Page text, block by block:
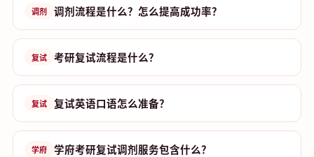
调剂 调剂流程是什么？怎么提高成功率？
复试 考研复试流程是什么？
复试 复试英语口语怎么准备？
学府 学府考研复试调剂服务包含什么？